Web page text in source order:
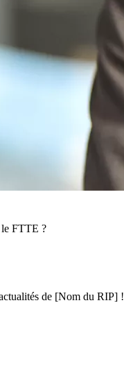
FTTE ?
de [Nom du RIP] !